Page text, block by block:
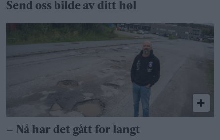
Send oss bilde av ditt høl
– Nå har det gått for langt